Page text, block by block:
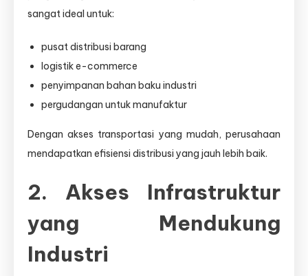
sangat ideal untuk:
pusat distribusi barang
logistik e-commerce
penyimpanan bahan baku industri
pergudangan untuk manufaktur
Dengan akses transportasi yang mudah, perusahaan
mendapatkan efisiensi distribusi yang jauh lebih baik.
2. Akses Infrastruktur
yang Mendukung
Industri